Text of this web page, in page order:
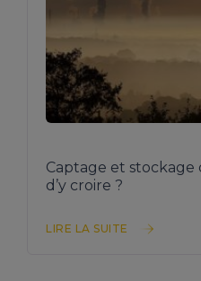
Captage et stockage
d’y croire ?
LIRE LA SUITE